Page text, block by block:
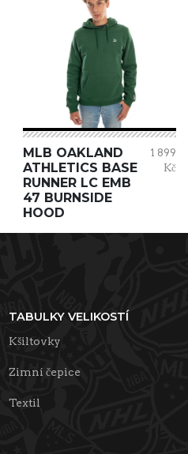
MLB OAKLAND
ATHLETICS BASE
RUNNER LC EMB
47 BURNSIDE
HOOD
1 899
Kč
TABULKY VELIKOSTÍ
Kšiltovky
Zimní čepice
Textil